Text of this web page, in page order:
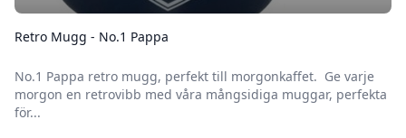
Retro Mugg - No.1 Pappa
No.1 Pappa retro mugg, perfekt till morgonkaffet. Ge varje
morgon en retrovibb med våra mångsidiga muggar, perfekta
för...